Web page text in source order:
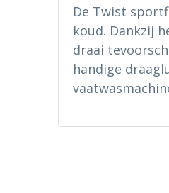
De Twist
koud. Dankzij
draai
handige